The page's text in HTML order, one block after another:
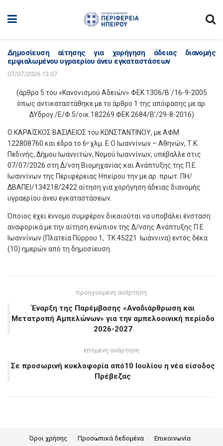
Δημοσίευση αίτησης για χορήγηση άδειας διανομής
εμφιαλωμένου υγραερίου άνευ εγκαταστάσεων
07/07/2026 13:07
(άρθρο 5 του «Κανονισμού Αδειών» ΦΕΚ 1306/Β΄/16-9-2005
όπως αντικαταστάθηκε με το άρθρο 1 της απόφασης με αρ.
ΔΥδρογ./Ε/Φ.5/οικ.182269 ΦΕΚ 2684/Β’/29-8-2016)
Ο ΚΑΡΑΪΣΚΟΣ ΒΑΣΙΛΕΙΟΣ του ΚΩΝΣΤΑΝΤΙΝΟΥ, με ΑΦΜ
122808760 και έδρα το 6ο χλμ. Ε.Ο Ιωαννίνων – Αθηνών, Τ.Κ.
Πεδινής, Δήμου Ιωαννιτών, Νομού Ιωαννίνων, υπέβαλλε στις
07/07/2026 στη Δ/νση Βιομηχανίας και Ανάπτυξης της Π.Ε.
Ιωαννίνων της Περιφέρειας Ηπείρου την με αρ. πρωτ. ΠΗ/
ΔΒΑΠΕΙ/134218/2422 αίτηση για χορήγηση άδειας διανομής
υγραερίου άνευ εγκαταστάσεων.
Όποιος έχει έννομο συμφέρον δικαιούται να υποβάλει ένσταση
αναφορικά με την αίτηση ενώπιον της Δ/νσης Ανάπτυξης Π.Ε.
Ιωαννίνων (Πλατεία Πύρρου 1, ΤΚ 45221 Ιωάννινα) εντός δέκα
(10) ημερών από τη δημοσίευση.
προηγούμενη ανάρτηση
Έναρξη της Παρέμβασης «Αναδιάρθρωση και
Μετατροπή Αμπελώνων» για την αμπελοοινική περίοδο
2026-2027
επόμενη ανάρτηση
Σε προσωρινή κυκλοφορία από10 Ιουλίου η νέα είσοδος
Πρέβεζας
Όροι χρήσης Προσωπικά δεδομένα Επικοινωνία